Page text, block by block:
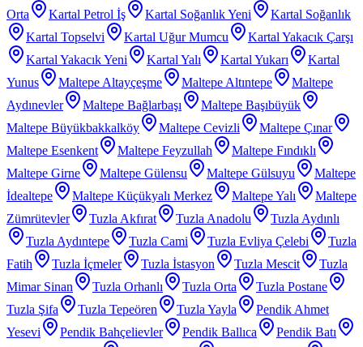
Orta
Kartal Petrol İş Kartal Soğanlık Yeni
Kartal Soğanlık
Kartal Topselvi
Kartal Uğur Mumcu
Kartal Yakacık Çarşı
Kartal Yakacık Yeni
Kartal Yalı Kartal Yukarı
Kartal
Yunus
Maltepe Altayçeşme Maltepe Altıntepe
Maltepe
Aydınevler
Maltepe Bağlarbaşı
Maltepe Başıbüyük
Maltepe Büyükbakkalköy
Maltepe Cevizli
Maltepe Çınar
Maltepe Esenkent
Maltepe Feyzullah
Maltepe Fındıklı
Maltepe Girne
Maltepe Gülensu Maltepe Gülsuyu
Maltepe
İdealtepe
Maltepe Küçükyalı Merkez Maltepe Yalı
Maltepe
Zümrütevler
Tuzla Akfırat Tuzla Anadolu
Tuzla Aydınlı
Tuzla Aydıntepe
Tuzla Cami Tuzla Evliya Çelebi
Tuzla
Fatih
Tuzla İçmeler Tuzla İstasyon Tuzla Mescit
Tuzla
Mimar Sinan
Tuzla Orhanlı Tuzla Orta
Tuzla Postane
Tuzla Şifa
Tuzla Tepeören Tuzla Yayla
Pendik Ahmet
Yesevi
Pendik Bahçelievler Pendik Ballıca
Pendik Batı